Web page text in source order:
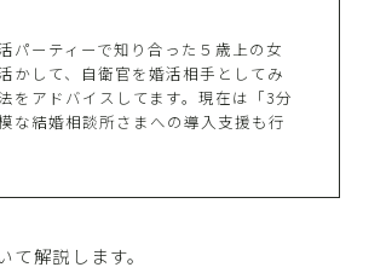
パーティーで知り合った５歳上の女
かして、自衛官を婚活相手としてみ
をアドバイスしてます。現在は「3分
な結婚相談所さまへの導入支援も行
解説します。